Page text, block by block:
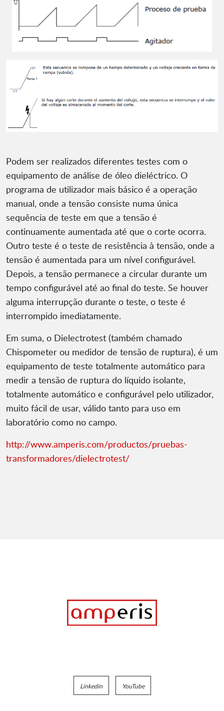
Podem ser realizados diferentes testes com o
equipamento de análise de óleo dieléctrico. O
programa de utilizador mais básico é a operação
manual, onde a tensão consiste numa única
sequência de teste em que a tensão é
continuamente aumentada até que o corte ocorra.
Outro teste é o teste de resistência à tensão, onde a
tensão é aumentada para um nível configurável.
Depois, a tensão permanece a circular durante um
tempo configurável até ao final do teste. Se houver
alguma interrupção durante o teste, o teste é
interrompido imediatamente.
Em suma, o Dielectrotest (também chamado
Chispometer ou medidor de tensão de ruptura), é um
equipamento de teste totalmente automático para
medir a tensão de ruptura do líquido isolante,
totalmente automático e configurável pelo utilizador,
muito fácil de usar, válido tanto para uso em
laboratório como no campo.
http://www.amperis.com/productos/pruebas-
transformadores/dielectrotest/
Linkedin YouTube